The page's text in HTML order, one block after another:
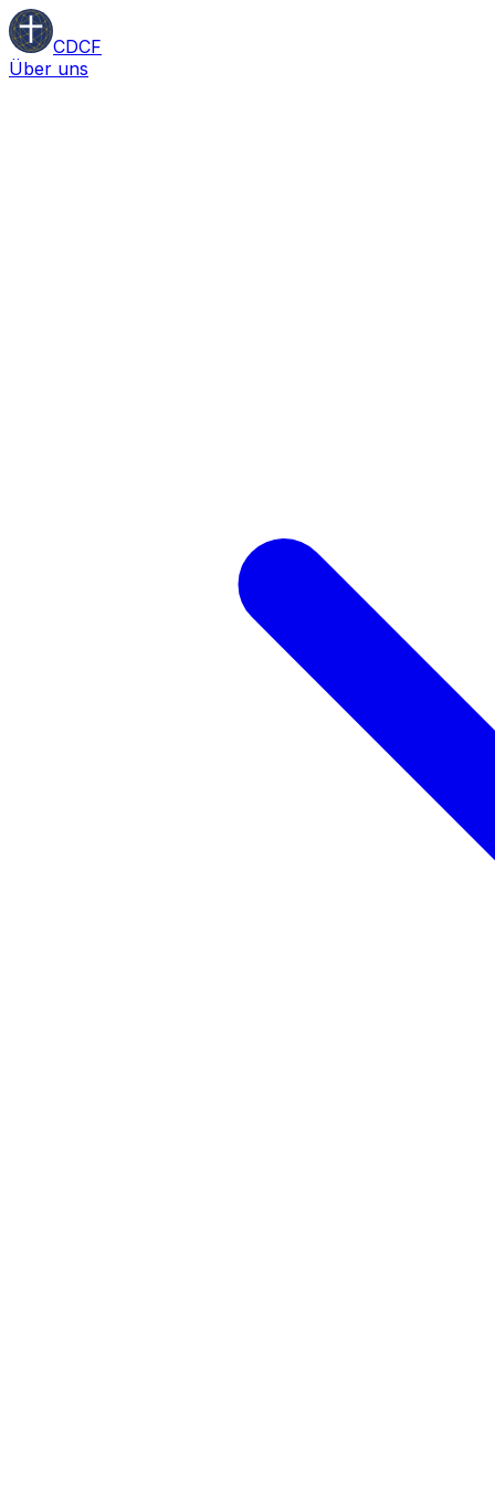
CDCF
Über uns